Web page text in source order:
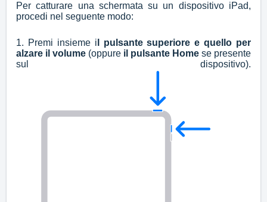
Per catturare una schermata su un dispositivo iPad,
procedi nel seguente modo:
1. Premi insieme i l pulsante superiore e quello per
alzare il volume (oppure il pulsante Home se presente
sul dispositivo).